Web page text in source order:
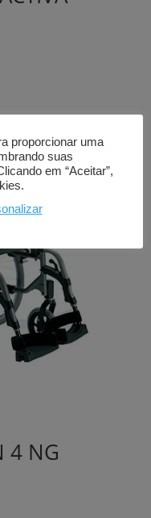
4 NG
proporcionar uma
suas
em “Aceitar”,